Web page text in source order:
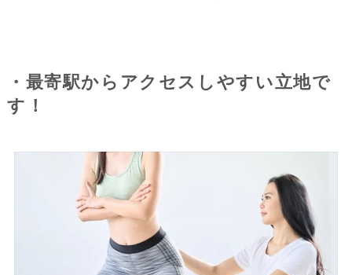
・最寄駅からアクセスしやすい立地で
す！